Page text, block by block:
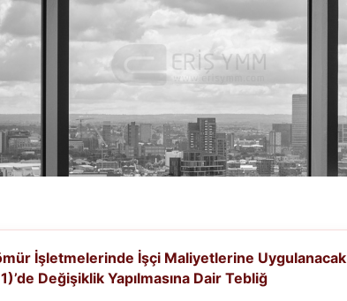
İşletmelerinde İşçi Maliyetlerine
Değişiklik Yapılmasına Dair Tebliğ